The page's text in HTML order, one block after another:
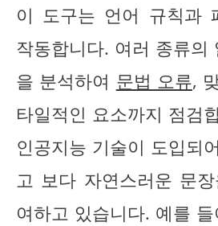
이 도구는 언어 규칙과
작동합니다. 여러 종류의
을 분석하여 문법 오류,
타일적인 요소까지 점검
인공지능 기술이 도입되
고 보다 자연스러운 문
여하고 있습니다. 예를